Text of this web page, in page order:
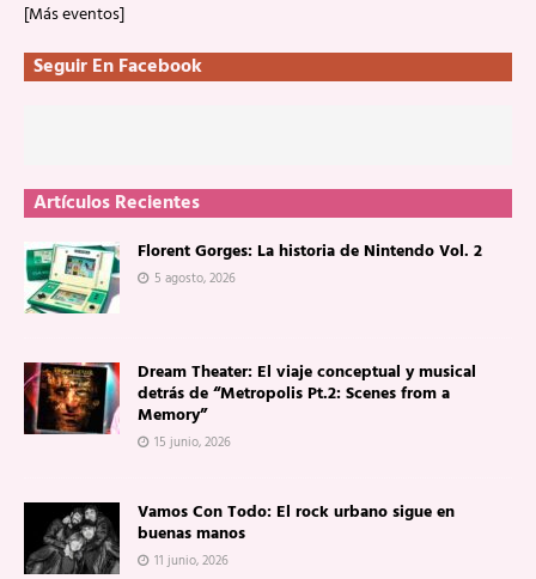
[Más eventos]
Seguir En Facebook
Artículos Recientes
Florent Gorges: La historia de Nintendo Vol. 2
5 agosto, 2026
Dream Theater: El viaje conceptual y musical
detrás de “Metropolis Pt.2: Scenes from a
Memory”
15 junio, 2026
Vamos Con Todo: El rock urbano sigue en
buenas manos
11 junio, 2026